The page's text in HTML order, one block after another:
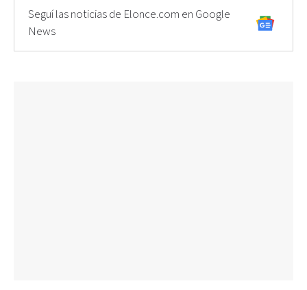
Seguí las noticias de Elonce.com en Google
News